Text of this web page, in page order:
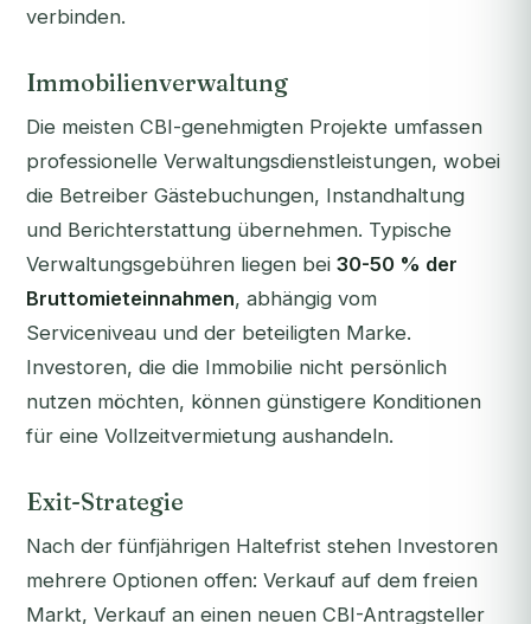
verbinden.
Immobilienverwaltung
Die meisten CBI-genehmigten Projekte umfassen
professionelle Verwaltungsdienstleistungen, wobei
die Betreiber Gästebuchungen, Instandhaltung
und Berichterstattung übernehmen. Typische
Verwaltungsgebühren liegen bei 30-50 % der
Bruttomieteinnahmen, abhängig vom
Serviceniveau und der beteiligten Marke.
Investoren, die die Immobilie nicht persönlich
nutzen möchten, können günstigere Konditionen
für eine Vollzeitvermietung aushandeln.
Exit-Strategie
Nach der fünfjährigen Haltefrist stehen Investoren
mehrere Optionen offen: Verkauf auf dem freien
Markt, Verkauf an einen neuen CBI-Antragsteller